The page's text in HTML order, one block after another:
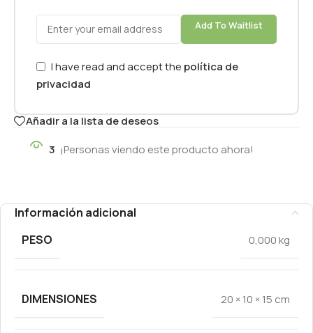
Add To Waitlist
I have read and accept the política de
privacidad
Añadir a la lista de deseos
3 ¡Personas viendo este producto ahora!
Información adicional
PESO
0,000 kg
DIMENSIONES 20 × 10 × 15 cm